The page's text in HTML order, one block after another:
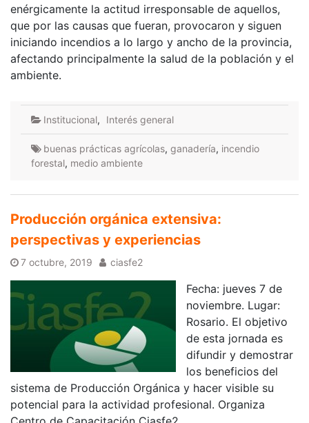
enérgicamente la actitud irresponsable de aquellos,
que por las causas que fueran, provocaron y siguen
iniciando incendios a lo largo y ancho de la provincia,
afectando principalmente la salud de la población y el
ambiente.
Institucional, Interés general
buenas prácticas agrícolas, ganadería, incendio
forestal, medio ambiente
Producción orgánica extensiva:
perspectivas y experiencias
7 octubre, 2019 ciasfe2
Fecha: jueves 7 de
noviembre. Lugar:
Rosario. El objetivo
de esta jornada es
difundir y demostrar
los beneficios del
sistema de Producción Orgánica y hacer visible su
potencial para la actividad profesional. Organiza